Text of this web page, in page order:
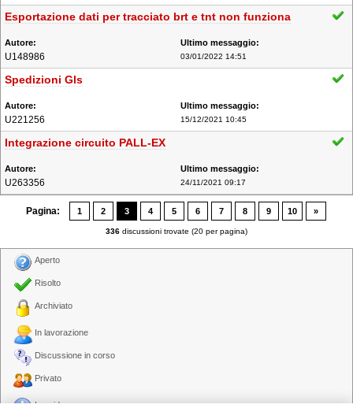
Esportazione dati per tracciato brt e tnt non funziona
U148986 03/01/2022 14:51
Spedizioni Gls
U221256 15/12/2021 10:45
Integrazione circuito PALL-EX
U263356 24/11/2021 09:17
Pagina: 1 2 3 4 5 6 7 8 9 10 »
336 discussioni trovate (20 per pagina)
Aperto
Risolto
Archiviato
In lavorazione
Discussione in corso
Privato
In evidenza